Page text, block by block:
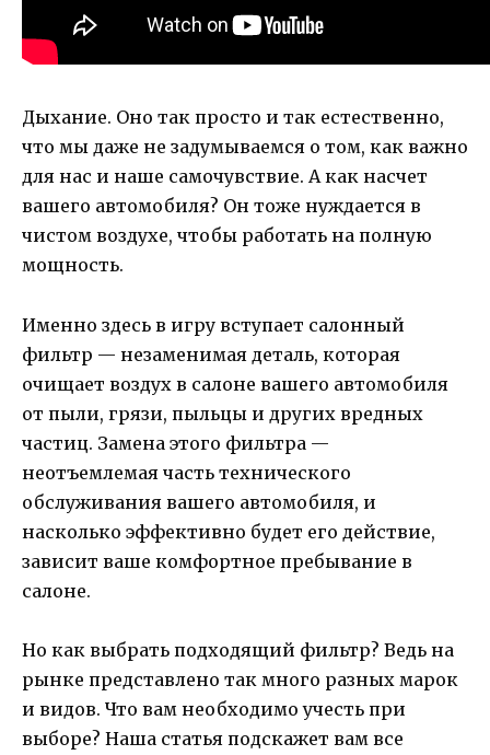
Дыхание. Оно так просто и так естественно,
что мы даже не задумываемся о том, как важно
для нас и наше самочувствие. А как насчет
вашего автомобиля? Он тоже нуждается в
чистом воздухе, чтобы работать на полную
мощность.
Именно здесь в игру вступает салонный
фильтр — незаменимая деталь, которая
очищает воздух в салоне вашего автомобиля
от пыли, грязи, пыльцы и других вредных
частиц. Замена этого фильтра —
неотъемлемая часть технического
обслуживания вашего автомобиля, и
насколько эффективно будет его действие,
зависит ваше комфортное пребывание в
салоне.
Но как выбрать подходящий фильтр? Ведь на
рынке представлено так много разных марок
и видов. Что вам необходимо учесть при
выборе? Наша статья подскажет вам все